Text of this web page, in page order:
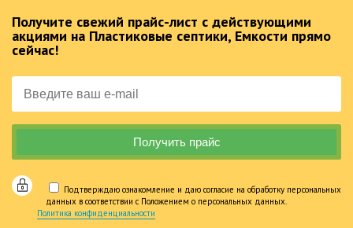
Получите свежий прайс-лист с действующими
акциями на Пластиковые септики, Емкости прямо
сейчас!
Подтверждаю ознакомление и даю согласие на обработку персональных
данных в соответствии с Положением о персональных данных.
Политика конфиденциальности